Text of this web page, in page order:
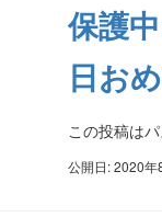
保護
日お
この投稿は
公開日: 2020年